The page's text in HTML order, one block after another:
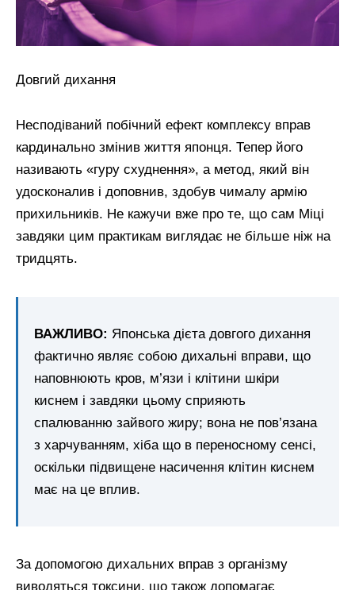
Довгий дихання
Несподіваний побічний ефект комплексу вправ
кардинально змінив життя японця. Тепер його
називають «гуру схуднення», а метод, який він
удосконалив і доповнив, здобув чималу армію
прихильників. Не кажучи вже про те, що сам Міці
завдяки цим практикам виглядає не більше ніж на
тридцять.
ВАЖЛИВО: Японська дієта довгого дихання
фактично являє собою дихальні вправи, що
наповнюють кров, м’язи і клітини шкіри
киснем і завдяки цьому сприяють
спалюванню зайвого жиру; вона не пов’язана
з харчуванням, хіба що в переносному сенсі,
оскільки підвищене насичення клітин киснем
має на це вплив.
За допомогою дихальних вправ з організму
виводяться токсини, що також допомагає